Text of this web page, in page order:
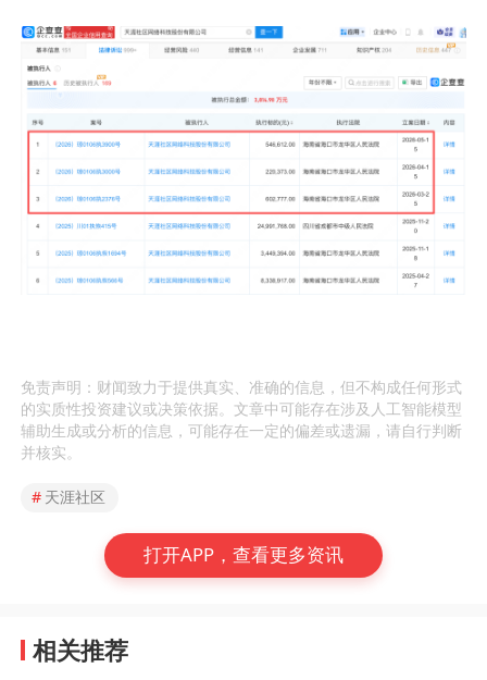
免责声明：财闻致力于提供真实、准确的信息，但不构成任何形式
的实质性投资建议或决策依据。文章中可能存在涉及人工智能模型
辅助生成或分析的信息，可能存在一定的偏差或遗漏，请自行判断
并核实。
# 天涯社区
打开APP，查看更多资讯
相关推荐